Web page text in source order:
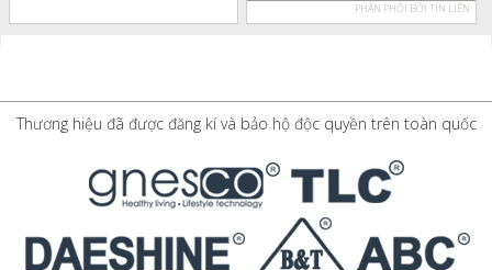
PHÂN PHỐI BỞI TÍN LIÊN
Thương hiệu đã được đăng kí và bảo hộ độc quyền trên toàn quốc